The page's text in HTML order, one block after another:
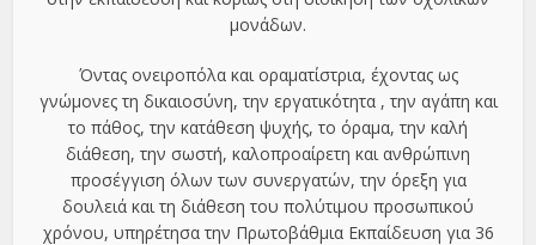
μονάδων.
Όντας ονειροπόλα και οραματίστρια, έχοντας ως
γνώμονες τη δικαιοσύνη, την εργατικότητα , την αγάπη και
το πάθος, την κατάθεση ψυχής, το όραμα, την καλή
διάθεση, την σωστή, καλοπροαίρετη και ανθρώπινη
προσέγγιση όλων των συνεργατών, την όρεξη για
δουλειά και τη διάθεση του πολύτιμου προσωπικού
χρόνου, υπηρέτησα την Πρωτοβάθμια Εκπαίδευση για 36